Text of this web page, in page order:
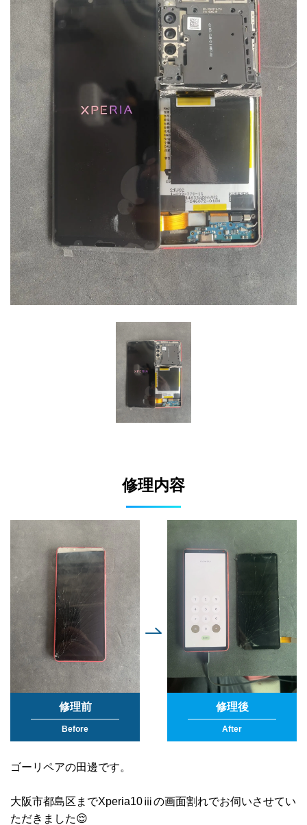
修理内容
修理前
Before
修理後
After
ゴーリペアの田邊です。
大阪市都島区までXperia10ⅲの画面割れでお伺いさせてい
ただきました😌